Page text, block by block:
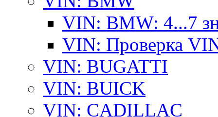
VIN: BMW: 4...7
VIN: Проверка
VIN: BUGATTI
VIN: BUICK
VIN: CADILLAC